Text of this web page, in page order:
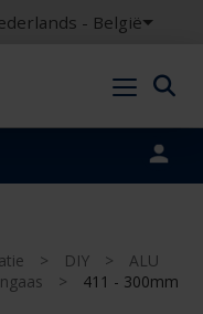
- België
> DIY >
ALU
>
411 - 300mm